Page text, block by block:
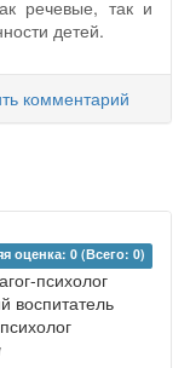
речевые, так и
детей.
комментарий
оценка: 0 (Всего: 0)
психолог
воспитатель